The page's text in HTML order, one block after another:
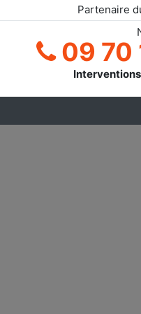
Partenaire
09 70